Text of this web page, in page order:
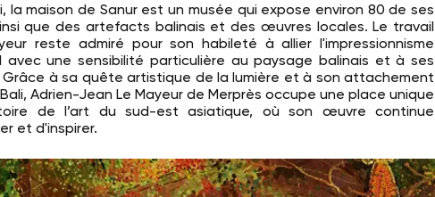
la maison de Sanur est un musée qui expose environ 80 de ses
que des artefacts balinais et des œuvres locales. Le travail
reste admiré pour son habileté à allier l'impressionnisme
avec une sensibilité particulière au paysage balinais et à ses
à sa quête artistique de la lumière et à son attachement
Adrien-Jean Le Mayeur de Merprès occupe une place unique
de l’art du sud-est asiatique, où son œuvre continue
et d'inspirer.